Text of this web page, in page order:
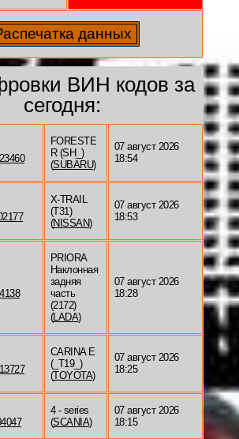
ВИН кодов за
сегодня:
FORESTE
R (SH_)
(SUBARU)
07 август 2026
18:54
X-TRAIL
(T31)
(NISSAN)
07 август 2026
18:53
PRIORA
Наклонная
задняя
часть
(2172)
(LADA)
07 август 2026
18:28
CARINA E
(_T19_)
(TOYOTA)
07 август 2026
18:25
4 - series
(SCANIA)
07 август 2026
18:15